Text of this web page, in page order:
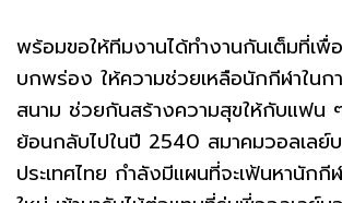
พร้อมขอให้ทีมงานได้ทำงานกันเต็มที่เพื่
บกพร่อง ให้ความช่วยเหลือนักกีฬาในก
สนาม ช่วยกันสร้างความสุขให้กับแฟน
ย้อนกลับไปในปี 2540 สมาคมวอลเลย์
ประเทศไทย กำลังมีแผนที่จะเฟ้นหานักกี